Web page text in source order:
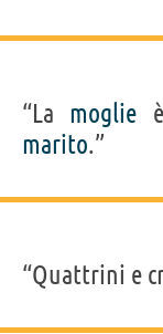
“La moglie
marito.”
“Quattrini e